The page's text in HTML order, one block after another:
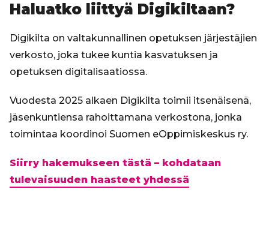
Haluatko liittyä Digikiltaan?
Digikilta on valtakunnallinen opetuksen järjestäjien
verkosto, joka tukee kuntia kasvatuksen ja
opetuksen digitalisaatiossa.
Vuodesta 2025 alkaen Digikilta toimii itsenäisenä,
jäsenkuntiensa rahoittamana verkostona, jonka
toimintaa koordinoi Suomen eOppimiskeskus ry.
Siirry hakemukseen tästä – kohdataan
tulevaisuuden haasteet yhdessä